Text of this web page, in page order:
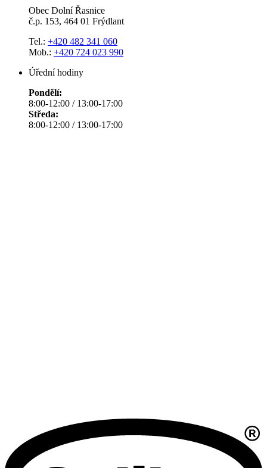
Obec Dolní Řasnice
č.p. 153, 464 01 Frýdlant
Tel.: +420 482 341 060
Mob.: +420 724 023 990
Úřední hodiny
Pondělí:
8:00-12:00 / 13:00-17:00
Středa:
8:00-12:00 / 13:00-17:00